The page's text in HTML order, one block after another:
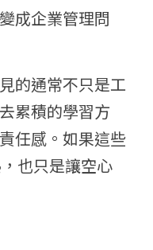
成企業管理問
的通常不只是工
累積的學習方
任感。如果這些
也只是讓空心